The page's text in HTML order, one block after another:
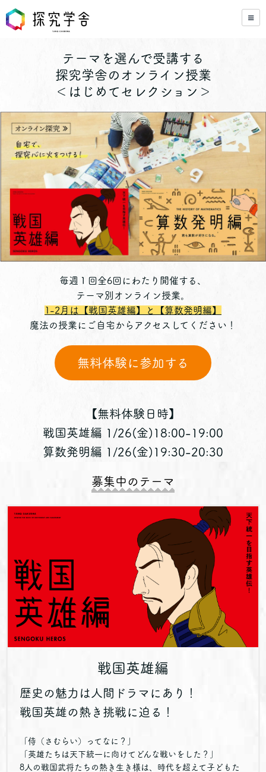
テーマを選んで受講する
探究学舎のオンライン授業
＜はじめてセレクション＞
毎週１回全6回にわたり開催する、
テーマ別オンライン授業。
1-2月は【戦国英雄編】と【算数発明編】
魔法の授業にご自宅からアクセスしてください！
無料体験に参加する
【無料体験日時】
戦国英雄編 1/26(金)18:00-19:00
算数発明編 1/26(金)19:30-20:30
募集中のテーマ
戦国英雄編
歴史の魅力は人間ドラマにあり！
戦国英雄の熱き挑戦に迫る！
「侍（さむらい）ってなに？」
「英雄たちは天下統一に向けてどんな戦いをした？」
8人の戦国武将たちの熱き生き様は、時代を超えて子どもた